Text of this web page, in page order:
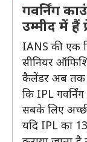
गवर्निंग
उम्मीद में हैं
IANS की एक
सीनियर
कैलेंडर अब तक
कि IPL
सबके लिए
यदि IPL का